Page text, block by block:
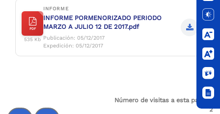
PDF
535 Kb
INFORME
INFORME PORMENORIZADO PERIODO
MARZO A JULIO 12 DE 2017.pdf
Publicación: 05/12/2017
Expedición: 05/12/2017
Número de visitas a esta página:
2